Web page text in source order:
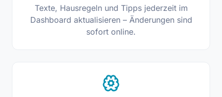
Texte, Hausregeln und Tipps jederzeit im
Dashboard aktualisieren – Änderungen sind
sofort online.